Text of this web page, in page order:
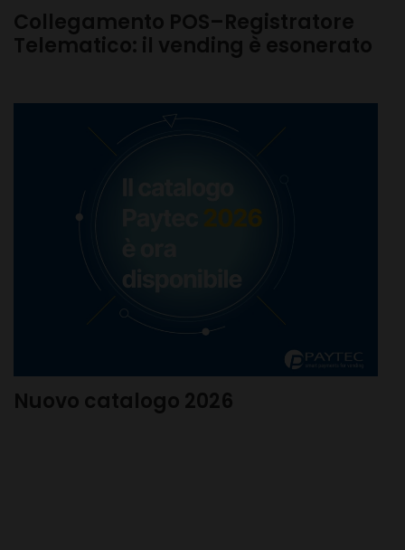
Collegamento POS–Registratore
Telematico: il vending è esonerato
Nuovo catalogo 2026